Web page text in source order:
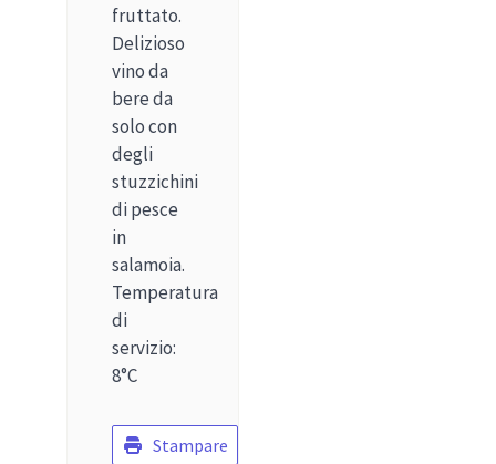
fruttato.
Delizioso
vino da
bere da
solo con
degli
stuzzichini
di pesce
in
salamoia.
Temperatura
di
servizio:
8°C
Stampare